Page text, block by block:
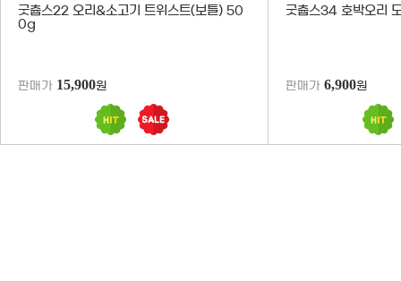
굿츕스22 오리&소고기 트위스트(보틀) 50
0g
판매가 15,900원
굿츕스34 호박오리
판매가 6,900원